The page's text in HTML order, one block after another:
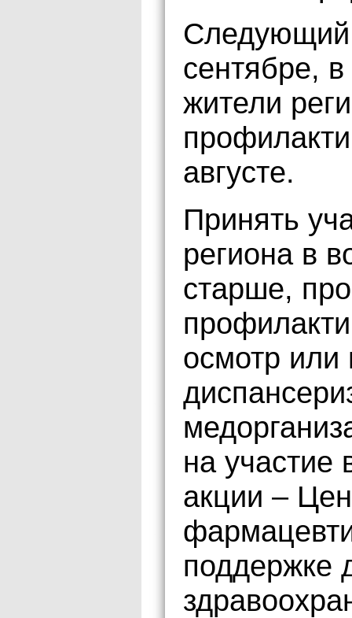
Следующий
сентябре,
жители
августе.
Принять
региона в
старше,
осмотр или
на участие
акции –
поддержке